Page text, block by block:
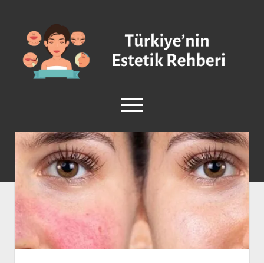
Türkiye'nin
Estetik
Rehberi
menüyü
aç
facebookinstagram
Anasayfa
Burun Estetiği
Göğüs Estetiği
Vücut Estetiği
Yüz Estetiği